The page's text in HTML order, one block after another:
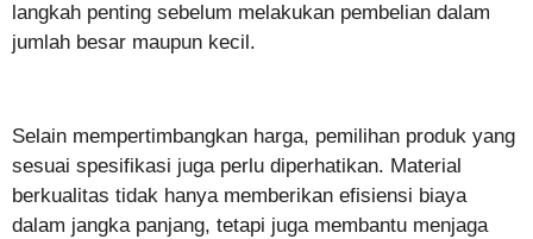
langkah penting sebelum melakukan pembelian dalam
jumlah besar maupun kecil.
Selain mempertimbangkan harga, pemilihan produk yang
sesuai spesifikasi juga perlu diperhatikan. Material
berkualitas tidak hanya memberikan efisiensi biaya
dalam jangka panjang, tetapi juga membantu menjaga